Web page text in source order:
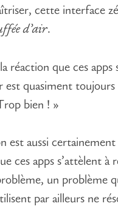
cette interface
d’air.
réaction que ces apps
est quasiment toujours
bien ! »
est aussi certainement
ces apps s’attèlent à
un problème
par ailleurs ne